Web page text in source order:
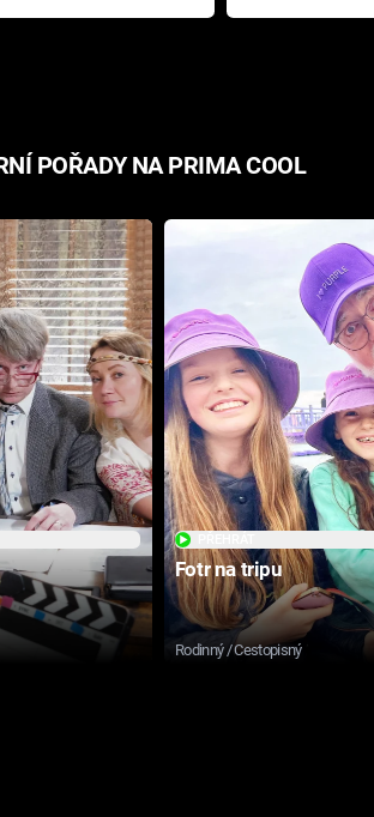
s ráznou
přichází s
POŘADY NA PRIMA COOL
Fotr na tripu
Rodinný / Cestopisný